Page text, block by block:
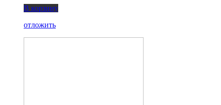
В корзину
отложить